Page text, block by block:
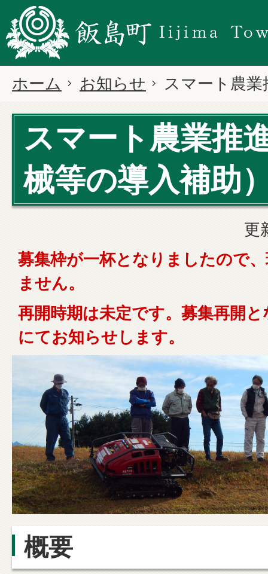
ホーム お知らせ スマート農
スマート農業推
械等の導入補助
更
募集枠が一杯となりましたので
ません。
再開時期は未定です。募集再開
にてお知らせします。
概要